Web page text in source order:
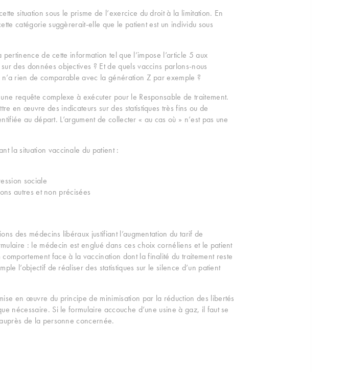
situation sous le prisme de l’exercice du droit à la limitation. En
catégorie suggèrerait-elle que le patient est un individu sous
de cette information tel que l’impose l’article 5 aux
des données objectives ? Et de quels vaccins parlons-nous
rien de comparable avec la génération Z par exemple ?
requête complexe à exécuter pour le Responsable de traitement.
en œuvre des indicateurs sur des statistiques très fins ou de
au départ. L’argument de collecter « au cas où » n’est pas une
la situation vaccinale du patient :
sociale
autres et non précisées
des médecins libéraux justifiant l’augmentation du tarif de
: le médecin est englué dans ces choix cornéliens et le patient
face à la vaccination dont la finalité du traitement reste
l’objectif de réaliser des statistiques sur le silence d’un patient
en œuvre du principe de minimisation par la réduction des libertés
nécessaire. Si le formulaire accouche d’une usine à gaz, il faut se
de la personne concernée.